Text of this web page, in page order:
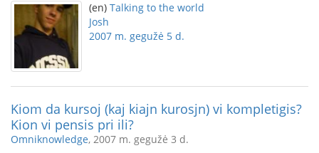
(en) Talking to the world
Josh
2007 m. gegužė 5 d.
Kiom da kursoj (kaj kiajn kurosjn) vi kompletigis?
Kion vi pensis pri ili?
Omniknowledge, 2007 m. gegužė 3 d.